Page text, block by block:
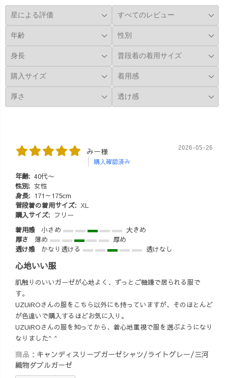
『ちびうず』が
また作れるんじ
クワクです😆✨
そのほかに
ってほしい」
ほしい」などな
ど、いろんな方
中🤔🌿 お客様か
がほしい」に1つ
1つお答えできる
ように、がんば
ります👍🔥
#UZUiRO #サロ
ペットスカート
#サロペットコー
デ #誕生日プレ
ゼント #たんぷ
お誕生日おめで
とう #シャツコ
ーデ
🌿music BGMer
✨🔥 キャスケッ
トかぶるだけで
ニュアンスが出
ちゃめちゃ大フ
気に入りです🤤
❤️ それにして
写真だとわから
昨日は初
ブ5分前のうんぴ
で授乳、なかな
合でしたが、そ
みました🤣❤️ ま
みー様
購入確認済み
2026-05-26
年齢: 40代〜
性別: 女性
身長: 171～175cm
普段着の着用サイズ: XL
購入サイズ: フリー
着用感
小さめ
大きめ
厚さ
薄め
厚め
透け感
かなり透ける 透けなし
心地いい服
肌触りのいいガーゼが心地よく、ずっとご機嫌で居られる服で
す。
UZUiROさんの服をこちら以外にも持っていますが、そのほとんど
が色違いで購入するほどお気に入り。
UZUiROさんの服を知ってから、着心地重視で服を選ぶようになり
なりました^ ^
商品： キャンディスリーブガーゼシャツ/ライトグレー/三河
織物ダブルガーゼ